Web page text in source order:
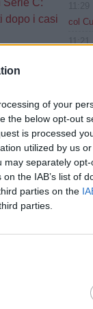
of your
the below opt-out
is processed
utilized by us
may separately
the IAB’s list of
parties on the
parties.
Serie C:
dopo i casi
un ritorno
Foggia
col
11:21
11:15
11:14
a
11:07